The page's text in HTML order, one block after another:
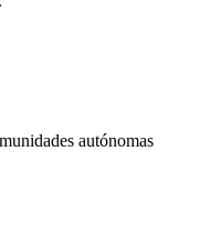
autónomas